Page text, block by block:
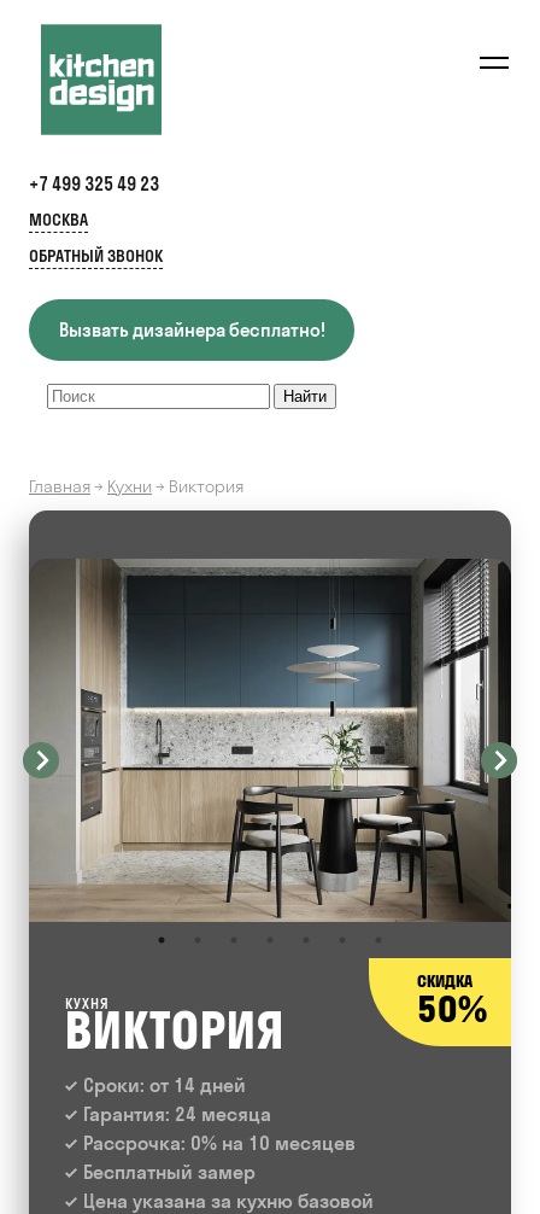
+7 499 325 49 23
МОСКВА
ОБРАТНЫЙ ЗВОНОК
Вызвать дизайнера бесплатно!
Главная→ Кухни → Виктория
СКИДКА
50%
КУХНЯ
ВИКТОРИЯ
Сроки: от 14 дней
Гарантия: 24 месяца
Рассрочка: 0% на 10 месяцев
Бесплатный замер
Цена указана за кухню базовой